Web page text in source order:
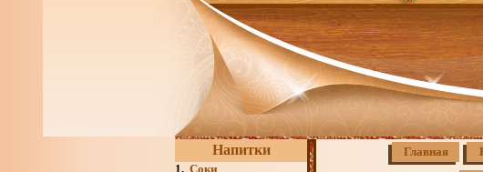
Напитки
1. Соки
Главная